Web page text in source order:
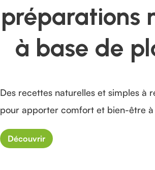
préparations
à base de
Des recettes naturelles et simples à
pour apporter comfort et bien-être
Découvrir